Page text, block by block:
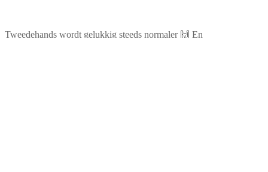
Tweedehands wordt gelukkig steeds normaler 🙌 En